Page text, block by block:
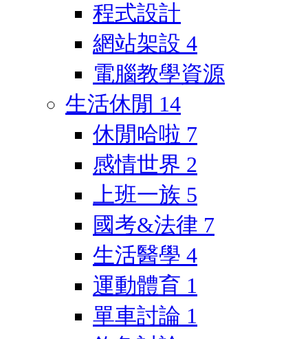
程式設計
網站架設 4
電腦教學資源
生活休閒 14
休閒哈啦 7
感情世界 2
上班一族 5
國考&法律 7
生活醫學 4
運動體育 1
單車討論 1